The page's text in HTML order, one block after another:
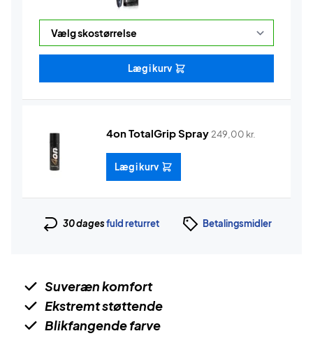
Læg i kurv
4on TotalGrip Spray 249,00 kr.
Læg i kurv
30 dagesfuld returret Betalingsmidler
Suveræn komfort
Ekstremt støttende
Blikfangende farve